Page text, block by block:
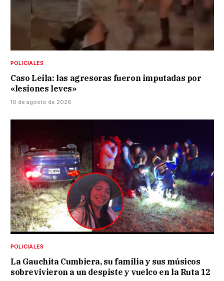
POLICIALES
Caso Leila: las agresoras fueron imputadas por
«lesiones leves»
10 de agosto de 2026
POLICIALES
La Gauchita Cumbiera, su familia y sus músicos
sobrevivieron a un despiste y vuelco en la Ruta 12